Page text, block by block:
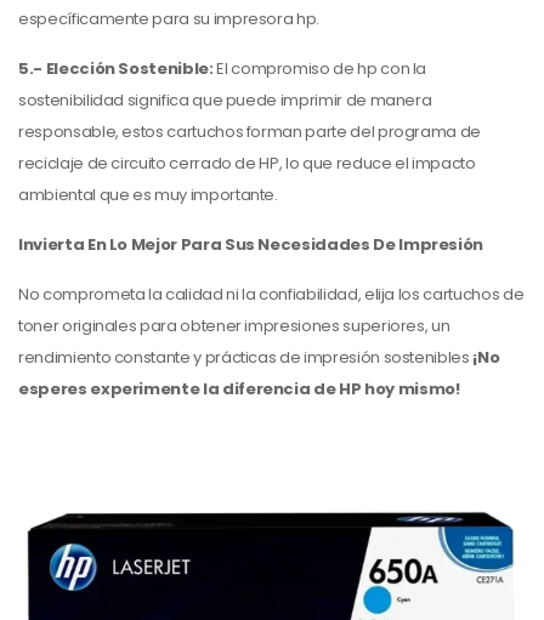
específicamente para su impresora hp.
5.- Elección Sostenible:El compromiso de hp con la
sostenibilidad significa que puede imprimir de manera
responsable, estos cartuchos forman parte del programa de
reciclaje de circuito cerrado de HP, lo que reduce el impacto
ambiental que es muy importante.
Invierta En Lo Mejor Para Sus Necesidades De Impresión
No comprometa la calidad ni la confiabilidad, elija los cartuchos de
toner originales para obtener impresiones superiores, un
rendimiento constante y prácticas de impresión sostenibles ¡No
esperes experimente la diferencia de HP hoy mismo!